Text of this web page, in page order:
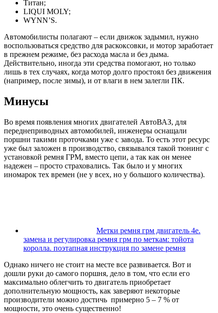
Титан;
LIQUI MOLY;
WYNN’S.
Автомобилисты полагают – если движок задымил, нужно
воспользоваться средство для раскоксовки, и мотор заработает
в прежнем режиме, без расхода масла и без дыма.
Действительно, иногда эти средства помогают, но только
лишь в тех случаях, когда мотор долго простоял без движения
(например, после зимы), и от влаги в нем залегли ПК.
Минусы
Во время появления многих двигателей АвтоВАЗ, для
переднеприводных автомобилей, инженеры оснащали
поршни такими проточками уже с завода. То есть этот ресурс
уже был заложен в производство, связывался такой тюнинг с
установкой ремня ГРМ, вместо цепи, а так как он менее
надежен – просто страховались. Так было и у многих
иномарок тех времен (не у всех, но у большого количества).
Метки ремня грм двигатель 4е.
замена и регулировка ремня грм по меткам: тойота
королла. поэтапная инструкция по замене ремня
Однако ничего не стоит на месте все развивается. Вот и
дошли руки до самого поршня, дело в том, что если его
максимально облегчить то двигатель приобретает
дополнительную мощность, как заверяют некоторые
производители можно достичь примерно 5 – 7 % от
мощности, это очень существенно!